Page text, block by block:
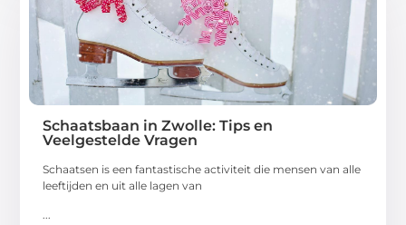
Schaatsbaan in Zwolle: Tips en
Veelgestelde Vragen
Schaatsen is een fantastische activiteit die mensen van alle
leeftijden en uit alle lagen van
...